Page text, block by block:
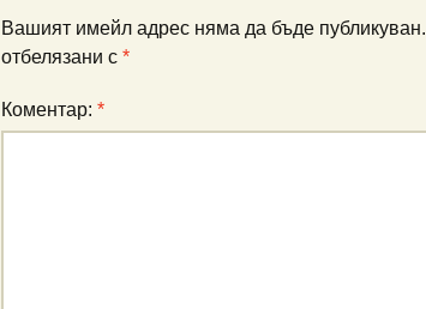
Вашият имейл адрес няма да бъде публикуван.
отбелязани с *
Коментар: *